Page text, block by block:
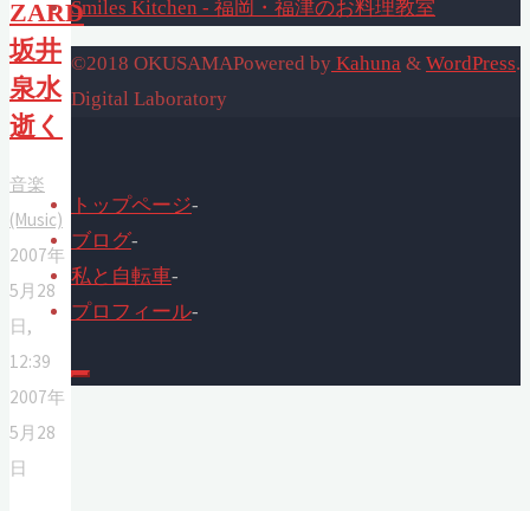
ZARD
坂井
泉水
逝く
音楽
(Music)
2007年
5月28
日,
12:39
2007年
5月28
日
Smiles Kitchen - 福岡・福津のお料理教室
Powered by Kahuna & WordPress.
©2018 OKUSAMA
Digital Laboratory
トップページ-
ブログ-
私と自転車-
プロフィール-